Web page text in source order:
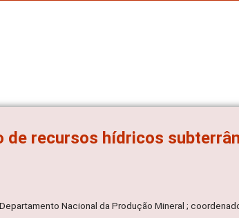
de recursos hídricos
Nacional da Produção Mineral ;